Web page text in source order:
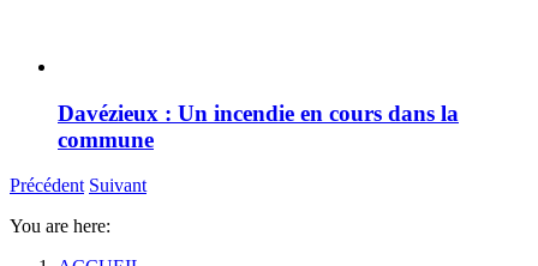
Davézieux : Un incendie en cours dans la
commune
Précédent Suivant
You are here: